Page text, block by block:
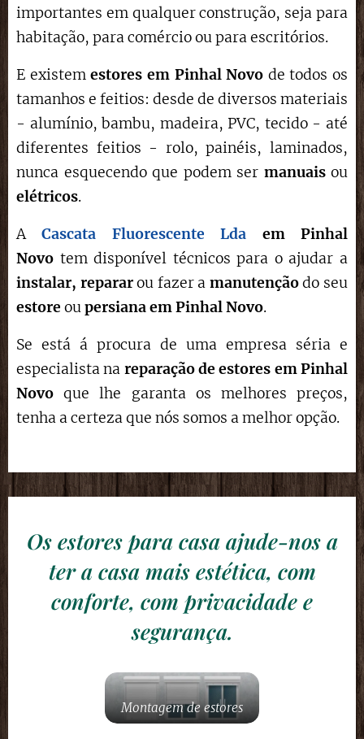
importantes em qualquer construção, seja para
habitação, para comércio ou para escritórios.
E existemestores em Pinhal Novo de todos os
tamanhos e feitios: desde de diversos materiais
- alumínio, bambu, madeira, PVC, tecido - até
diferentes feitios - rolo, painéis, laminados,
nunca esquecendo que podem ser manuaisou
elétricos.
ACascata Fluorescente Lda emPinhal
Novo tem disponível técnicos para o ajudar a
instalar, repararou fazer a manutençãodo seu
estore oupersiana emPinhal Novo.
Se está á procura de uma empresa séria e
especialista na reparação de estores emPinhal
Novo que lhe garanta os melhores preços,
tenha a certeza que nós somos a melhor opção.
Os estores para casa ajude-nos a
ter a casa mais estética, com
conforte, com privacidade e
segurança.
Montagem de estores